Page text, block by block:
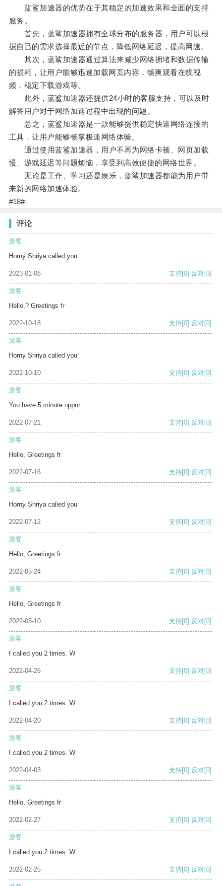
蓝鲨加速器的优势在于其稳定的加速效果和全面的支持
服务。
首先，蓝鲨加速器拥有全球分布的服务器，用户可以根
据自己的需求选择最近的节点，降低网络延迟，提高网速。
其次，蓝鲨加速器通过算法来减少网络拥堵和数据传输
的损耗，让用户能够迅速加载网页内容，畅爽观看在线视
频，稳定下载游戏等。
此外，蓝鲨加速器还提供24小时的客服支持，可以及时
解答用户对于网络加速过程中出现的问题。
总之，蓝鲨加速器是一款能够提供稳定快速网络连接的
工具，让用户能够畅享极速网络体验。
通过使用蓝鲨加速器，用户不再为网络卡顿、网页加载
慢、游戏延迟等问题烦恼，享受到高效便捷的网络世界。
无论是工作、学习还是娱乐，蓝鲨加速器都能为用户带
来新的网络加速体验。
#18#
评论
游客
Horny Shriya called you
2023-01-08 支持[0] 反对[0]
游客
Hello,? Greetings fr
2022-10-18 支持[0] 反对[0]
游客
Horny Shriya called you
2022-10-10 支持[0] 反对[0]
游客
You have 5 minute oppor
2022-07-21 支持[0] 反对[0]
游客
Hello, Greetings fr
2022-07-16 支持[0] 反对[0]
游客
Horny Shriya called you
2022-07-12 支持[0] 反对[0]
游客
Hello, Greetings fr
2022-05-24 支持[0] 反对[0]
游客
Hello, Greetings fr
2022-05-10 支持[0] 反对[0]
游客
I called you 2 times. W
2022-04-26 支持[0] 反对[0]
游客
I called you 2 times. W
2022-04-20 支持[0] 反对[0]
游客
I called you 2 times. W
2022-04-03 支持[0] 反对[0]
游客
Hello, Greetings fr
2022-02-27 支持[0] 反对[0]
游客
I called you 2 times. W
2022-02-25 支持[0] 反对[0]